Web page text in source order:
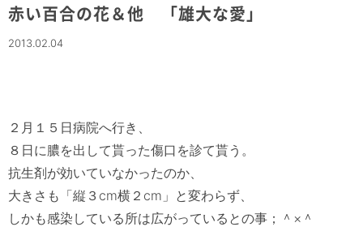
赤い百合の花＆他 「雄大な愛」
2013.02.04
２月１５日病院へ行き、
８日に膿を出して貰った傷口を診て貰う。
抗生剤が効いていなかったのか、
大きさも「縦３cm横２cm」と変わらず、
しかも感染している所は広がっているとの事；＾×＾